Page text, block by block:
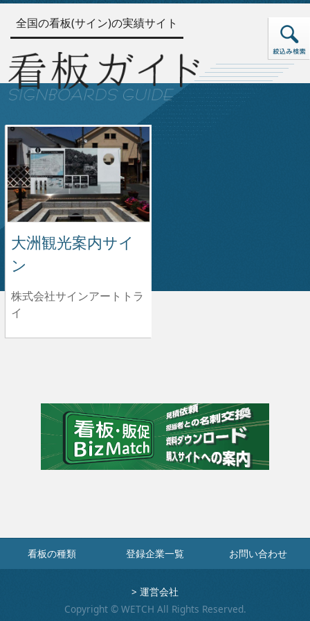
全国の看板(サイン)の実績サイト
大洲観光案内サイ
ン
株式会社サインアートトラ
イ
看板の種類 登録企業一覧 お問い合わせ
> 運営会社
Copyright © WETCH All Rights Reserved.